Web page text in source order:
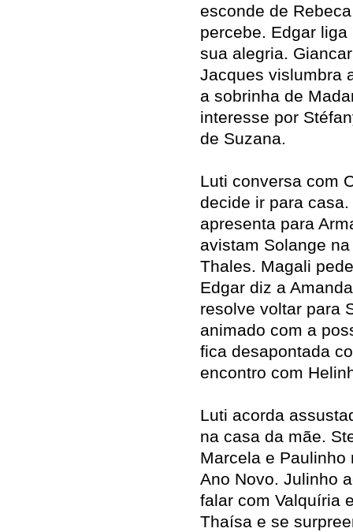
esconde de
percebe. Edgar
sua alegria.
Jacques vislumbra
a sobrinha de
interesse por
de Suzana.
Luti conversa com
decide ir para
apresenta para
avistam Solange
Thales. Magali
Edgar diz a
resolve voltar para
animado com a
fica desapontada
encontro com
Luti acorda
na casa da mãe.
Marcela e Paulinho
Ano Novo. Julinho
falar com Valquíria
Thaísa e se